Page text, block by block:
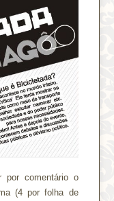
por comentário o
(4 por folha de